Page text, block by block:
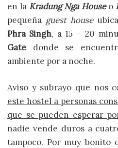
en la Kradung Nga Houseo
pequeña guest house
Phra Singh, a 15 – 20
Gate donde se
ambiente por a noche.
Aviso y subrayo que nos
este hostel a personas
que se pueden esperar
nadie vende duros a
tampoco. Por muy bonito